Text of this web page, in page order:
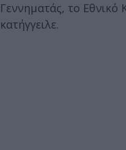
Γεννηματάς, το Εθνικό
κατήγγειλε.